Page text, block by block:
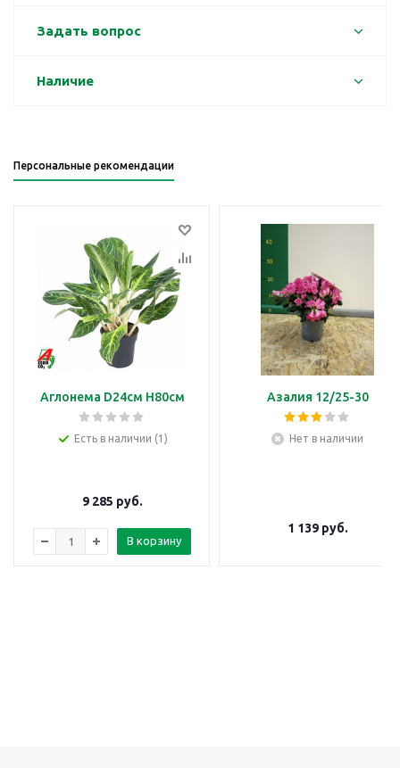
Задать вопрос
Наличие
Персональные рекомендации
Аглонема D24см H80см
Есть в наличии (1)
9 285 руб.
В корзину
Азалия 12/25-30
Нет в наличии
1 139руб.